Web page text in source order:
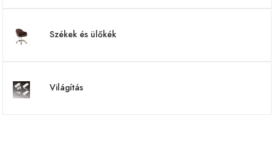
Székek és ülőkék
Világítás